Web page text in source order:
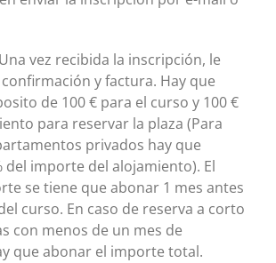
Una vez recibida la inscripción, le
y factura. Hay que
de 100 € para el curso y 100 €
para reservar la plaza (Para
privados hay que
del importe del alojamiento). El
se tiene que abonar 1 mes antes
curso. En caso de reserva a corto
con menos de un mes de
que abonar el importe total.